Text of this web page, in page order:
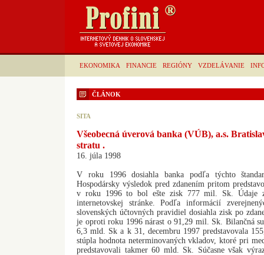
EKONOMIKA FINANCIE REGIÓNY VZDELÁVANIE
ČLÁNOK
SITA
Všeobecná úverová banka (VÚB), a.s.
stratu .
16. júla 1998
V roku 1996 dosiahla banka podľa týchto
Hospodársky výsledok pred zdanením pritom
v roku 1996 to bol ešte zisk 777 mil. Sk. Údaje
internetovskej stránke. Podľa informácií
slovenských účtovných pravidiel dosiahla zisk po
je oproti roku 1996 nárast o 91,29 mil. Sk. Bilančná
6,3 mld. Sk a k 31, decembru 1997 predstavovala
stúpla hodnota neterminovaných vkladov, ktoré pri
predstavovali takmer 60 mld. Sk. Súčasne však